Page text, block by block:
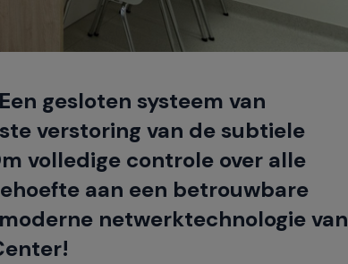
gesloten systeem van
verstoring van de subtiele
volledige controle over alle
aan een betrouwbare
netwerktechnologie van